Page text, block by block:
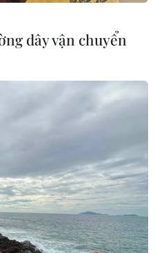
trồng thanh long
dây vận chuyển